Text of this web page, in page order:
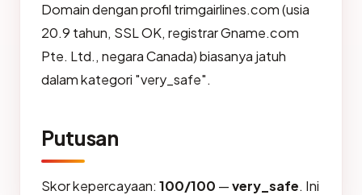
Domain dengan profil trimgairlines.com (usia
20.9 tahun, SSL OK, registrar Gname.com
Pte. Ltd., negara Canada) biasanya jatuh
dalam kategori "very_safe".
Putusan
Skor kepercayaan: 100/100 —very_safe. Ini